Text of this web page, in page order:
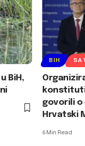
BiH,
BIH SA
govorili o
Hrvatski
6 Min Read